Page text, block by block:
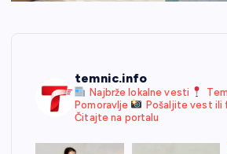
temnic.info
Najbrže lokalne vesti
Pomoravlje
Pošaljite vest
Čitajte na portalu